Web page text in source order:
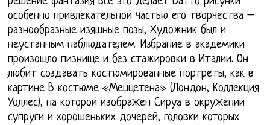
особенно привлекательной частью его творчества –
разнообразные изящные позы, Художник был и
неустанным наблюдателем. Избрание в академики
произошло пизнище и без стажировки в Италии. Он
любит создавать костюмированные портреты, как в
картине В костюме «Меццетена» (Лондон, Коллекция
Уоллес), на которой изображен Сируа в окружении
супруги и хорошеньких дочерей, головки которых